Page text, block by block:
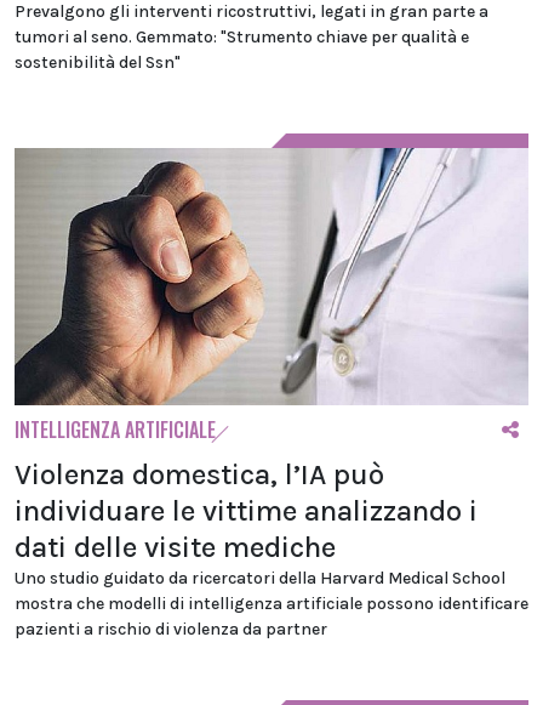
Prevalgono gli interventi ricostruttivi, legati in gran parte a
tumori al seno. Gemmato: "Strumento chiave per qualità e
sostenibilità del Ssn"
INTELLIGENZA ARTIFICIALE
Violenza domestica, l’IA può
individuare le vittime analizzando i
dati delle visite mediche
Uno studio guidato da ricercatori della Harvard Medical School
mostra che modelli di intelligenza artificiale possono identificare
pazienti a rischio di violenza da partner